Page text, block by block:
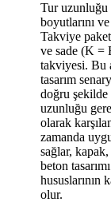
Tur uzunluğu
boyutlarını
Takviye
ve sade (K =
takviyesi. Bu
tasarım
doğru
uzunluğu
olarak
zamanda
sağlar,
beton
hususlarının
olur.